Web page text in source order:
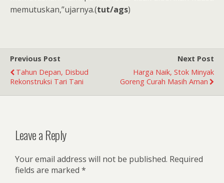
memutuskan,”ujarnya.(tut/ags)
Previous Post
Tahun Depan, Disbud
Rekonstruksi Tari Tani
Next Post
Harga Naik, Stok Minyak
Goreng Curah Masih Aman
Leave a Reply
Your email address will not be published. Required
fields are marked *